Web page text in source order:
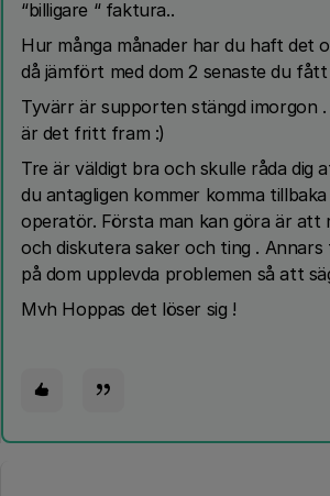
“billigare “ faktura..
Hur många månader har du haft det
då jämfört med dom 2 senaste du
Tyvärr är supporten stängd imorgon .
är det fritt fram :)
Tre är väldigt bra och skulle råda dig
du antagligen kommer komma
operatör. Första man kan göra är att
och diskutera saker och ting . Annars
på dom upplevda problemen så att
Mvh Hoppas det löser sig !